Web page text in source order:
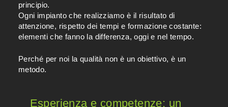
principio.
Ogni impianto che realizziamo è il risultato di
attenzione, rispetto dei tempi e formazione costante:
elementi che fanno la differenza, oggi e nel tempo.
Perché per noi la qualità non è un obiettivo, è un
metodo.
Esperienza e competenze: un